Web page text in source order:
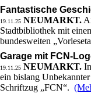
Fantastische
19.11.25 NEUMARKT.
Stadtbibliothek mit
bundesweiten
Garage mit FCN-
19.11.25 NEUMARKT.
ein bislang
Schriftzug „FCN“.